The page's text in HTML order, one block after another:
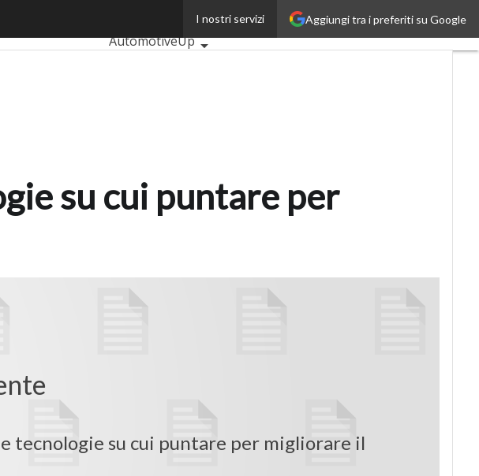
Aggiungi tra i preferiti su Google
I nostri servizi
AutomotiveUp
su cui puntare per
tecnologie su cui puntare per migliorare il